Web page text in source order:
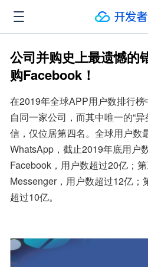
公司并购史上最遗憾的
购Facebook！
在2019年全球APP用户数排行
自同一家公司，而其中唯一的“
信，仅位居第四名。全球用户数
WhatsApp，截止2019年底用户
Facebook，用户数超过20亿；
Messenger，用户数超过12亿；
超过10亿。